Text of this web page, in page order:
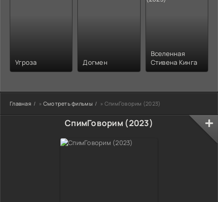
Угроза Догмен
Вселенная
Стивена Кинга
Главная » Смотреть фильмы » СпимГоворим (2023)
СпимГоворим (2023)